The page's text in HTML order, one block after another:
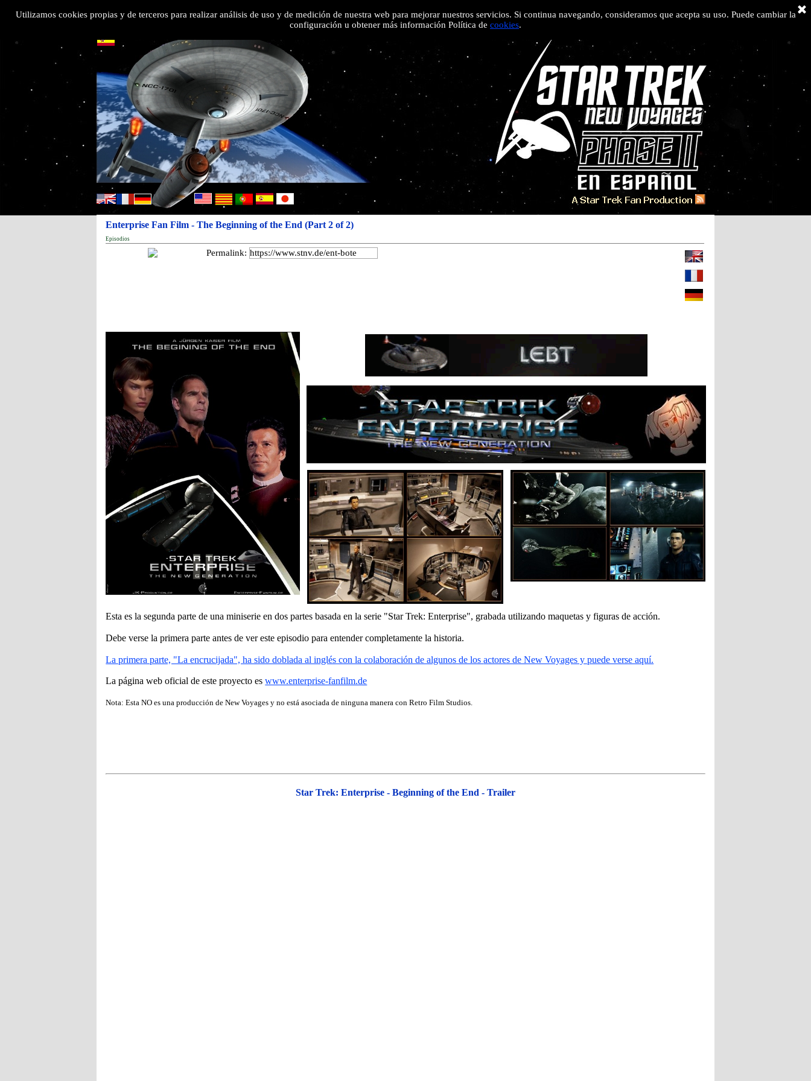
Utilizamos cookies propias y de terceros para realizar análisis de uso y de medición de nuestra web para mejorar nuestros servicios. Si continua navegando, consideramos que acepta su uso. Puede cambiar la
configuración u obtener más información Política de cookies.
Noticias Episodios Extras Información Enlaces Acerca de
Enterprise Fan Film - The Beginning of the End (Part 2 of 2)
Episodios
Permalink:
Esta es la segunda parte de una miniserie en dos partes basada en la serie "Star Trek: Enterprise", grabada utilizando maquetas y figuras de acción.
Debe verse la primera parte antes de ver este episodio para entender completamente la historia.
La primera parte, "La encrucijada", ha sido doblada al inglés con la colaboración de algunos de losactores de New Voyages y puede verse aquí.
La página web oficial de este proyecto eswww.enterprise-fanfilm.de
Nota: Esta NO es una producción de New Voyages y no está asociada de ninguna manera con Retro Film Studios.
Star Trek: Enterprise - Beginning of the End - Trailer